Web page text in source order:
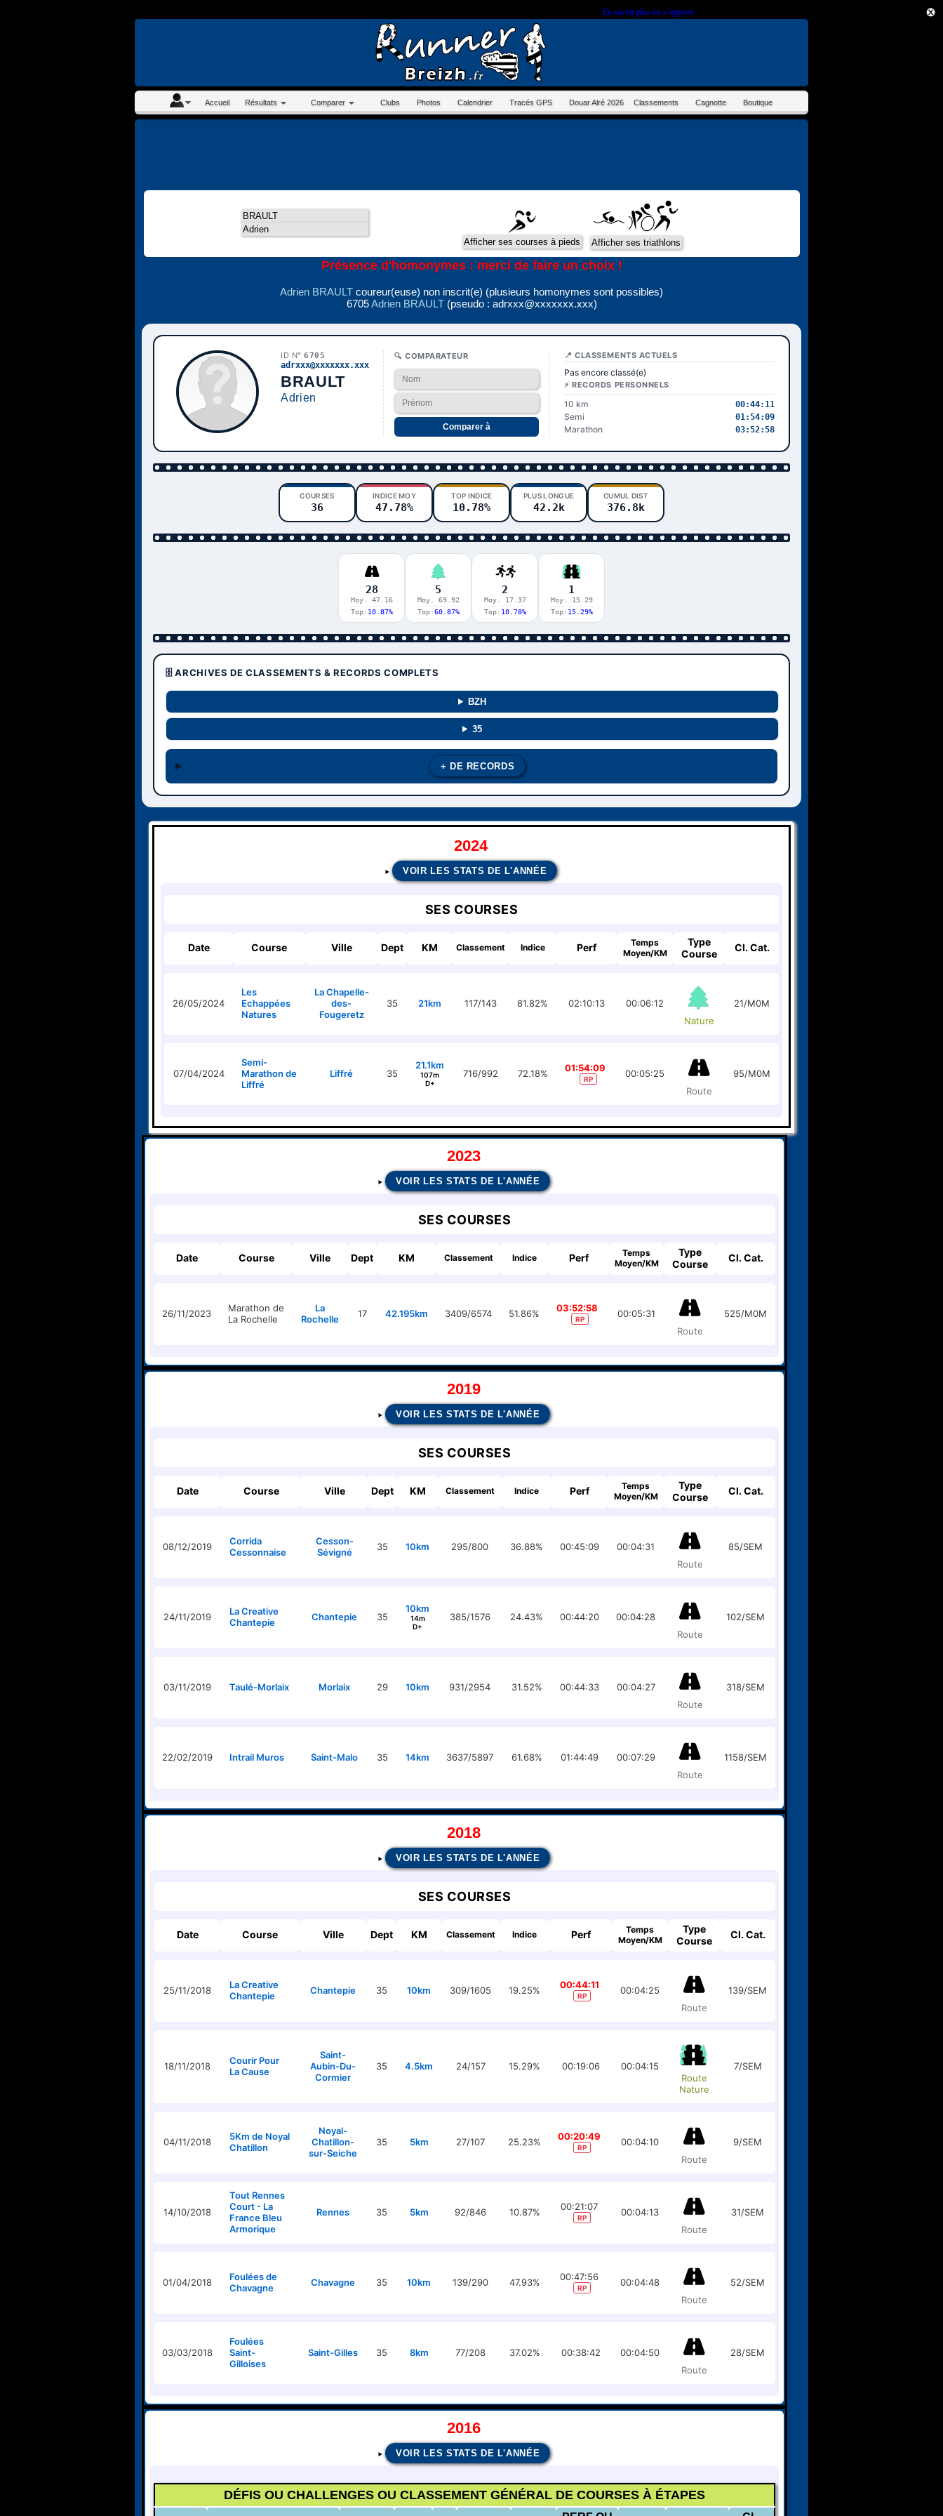
En savoir plus ou s'opposer.
Accueil Résultats Comparer Clubs Photos Calendrier Tracés GPS Douar Alré 2026 Classements Cagnotte Boutique
Présence d'homonymes : merci de faire un choix !
Adrien BRAULT coureur(euse) non inscrit(e) (plusieurs homonymes sont possibles)
6705Adrien BRAULT(pseudo : adrxxx@xxxxxxx.xxx)
ID N°6705
adrxxx@xxxxxxx.xxx
BRAULT
Adrien
🔍 COMPARATEUR
Comparer à
📍 CLASSEMENTS ACTUELS
Pas encore classé(e)
⚡ RECORDS PERSONNELS
10 km 00:44:11
Semi 01:54:09
Marathon 03:52:58
COURSES
36
INDICE MOY
47.78%
TOP INDICE
10.78%
PLUS LONGUE
42.2k
CUMUL DIST
376.8k
28
Moy. 47.16
Top: 10.87%
5
Moy. 69.92
Top:60.87%
2
Moy. 17.37
Top: 10.78%
1
Moy. 15.29
Top: 15.29%
🗄️ ARCHIVES DE CLASSEMENTS & RECORDS COMPLETS
BZH
35
+ DE RECORDS
2024
VOIR LES STATS DE L'ANNÉE
SES COURSES
Date Course Ville Dept KM Classement Indice Perf
Temps
Moyen/KM
Type
Course
Cl. Cat.
26/05/2024
Les
Echappées
Natures
La Chapelle-
des-
Fougeretz
35 21km 117/143 81.82% 02:10:13
00:06:12
Nature
21/M0M
07/04/2024
Semi-
Marathon de
Liffré
Liffré 35
21.1km
107m
D+
716/992 72.18% 01:54:09
RP
00:05:25
Route
95/M0M
2023
VOIR LES STATS DE L'ANNÉE
SES COURSES
Date Course Ville Dept KM Classement Indice Perf
Temps
Moyen/KM
Type
Course
Cl. Cat.
26/11/2023
Marathon de
La Rochelle
La
Rochelle
17 42.195km 3409/6574 51.86% 03:52:58
RP
00:05:31
Route
525/M0M
2019
VOIR LES STATS DE L'ANNÉE
SES COURSES
Date Course Ville Dept KM Classement Indice Perf
Temps
Moyen/KM
Type
Course
Cl. Cat.
08/12/2019
Corrida
Cessonnaise
Cesson-
Sévigné
35 10km 295/800 36.88% 00:45:09
00:04:31
Route
85/SEM
24/11/2019
La Creative
Chantepie
Chantepie 35
10km
14m
D+
385/1576 24.43% 00:44:20
00:04:28
Route
102/SEM
03/11/2019 Taulé-Morlaix Morlaix 29 10km 931/2954 31.52% 00:44:33
00:04:27
Route
318/SEM
22/02/2019 Intrail Muros Saint-Malo 35 14km 3637/5897 61.68% 01:44:49
00:07:29
Route
1158/SEM
2018
VOIR LES STATS DE L'ANNÉE
SES COURSES
Date Course Ville Dept KM Classement Indice Perf
Temps
Moyen/KM
Type
Course
Cl. Cat.
25/11/2018
La Creative
Chantepie
Chantepie 35 10km 309/1605 19.25% 00:44:11
RP
00:04:25
Route
139/SEM
18/11/2018
Courir Pour
La Cause
Saint-
Aubin-Du-
Cormier
35 4.5km 24/157 15.29% 00:19:06
00:04:15
Route
Nature
7/SEM
04/11/2018
5Km de Noyal
Chatillon
Noyal-
Chatillon-
sur-Seiche
35 5km 27/107 25.23% 00:20:49
RP
00:04:10
Route
9/SEM
14/10/2018
Tout Rennes
Court - La
France Bleu
Armorique
Rennes 35 5km 92/846 10.87% 00:21:07
RP
00:04:13
Route
31/SEM
01/04/2018
Foulées de
Chavagne
Chavagne 35 10km 139/290 47.93% 00:47:56
RP
00:04:48
Route
52/SEM
03/03/2018
Foulées
Saint-
Gilloises
Saint-Gilles 35 8km 77/208 37.02% 00:38:42
00:04:50
Route
28/SEM
2016
VOIR LES STATS DE L'ANNÉE
DÉFIS OU CHALLENGES OU CLASSEMENT GÉNÉRAL DE COURSES À ÉTAPES